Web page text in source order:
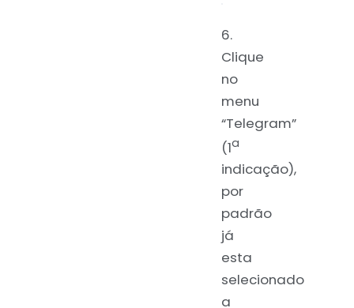
6.
Clique
no
menu
“Telegram”
(1a
indicação),
por
padrão
já
esta
selecionado
a